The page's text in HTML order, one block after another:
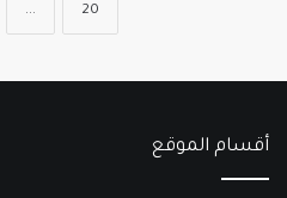
20
...
أقسام الموقع